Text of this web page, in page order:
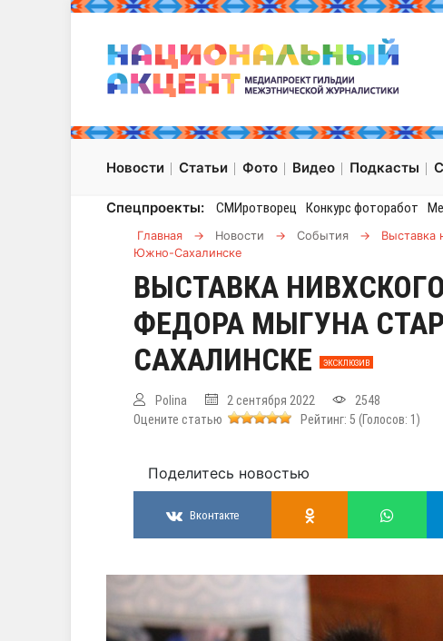
Новости Статьи Фото Видео Подкасты
Спецпроекты: СМИротворец Конкурс фоторабот
Главная → Новости → События →
Выставка
Южно-Сахалинске
ВЫСТАВКА
ФЕДОРА МЫГУНА
САХАЛИНСКЕ
ЭКСКЛЮЗИВ
Polina 2 сентября 2022
2548
Оцените статью
Рейтинг: 5 (Голосов: 1 )
Поделитесь новостью
Вконтакте